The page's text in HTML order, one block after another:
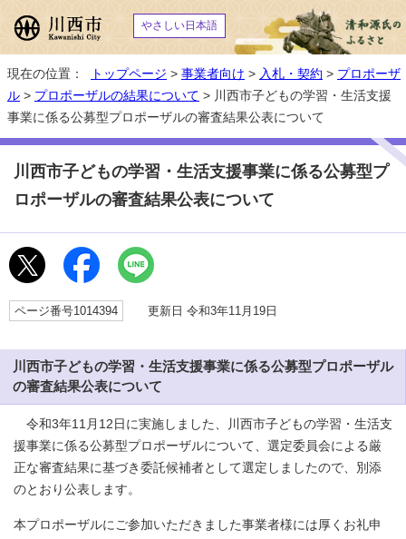
やさしい日本語
現在の位置： トップページ > 事業者向け > 入札・契約 > プロポーザ
ル > プロポーザルの結果について > 川西市子どもの学習・生活支援
事業に係る公募型プロポーザルの審査結果公表について
川西市子どもの学習・生活支援事業に係る公募型プ
ロポーザルの審査結果公表について
ページ番号1014394 更新日 令和3年11月19日
川西市子どもの学習・生活支援事業に係る公募型プロポーザル
の審査結果公表について
令和3年11月12日に実施しました、川西市子どもの学習・生活支
援事業に係る公募型プロポーザルについて、選定委員会による厳
正な審査結果に基づき委託候補者として選定しましたので、別添
のとおり公表します。
本プロポーザルにご参加いただきました事業者様には厚くお礼申